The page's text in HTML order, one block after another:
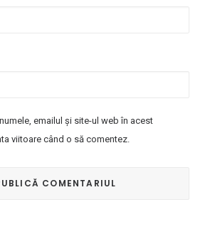
emailul și site-ul web în acest
viitoare când o să comentez.